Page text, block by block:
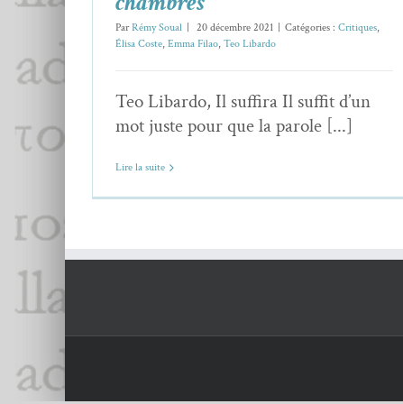
ParRémy Soual 20 décembre 2021 Catégories : Critiques,
Élisa Coste, Emma Filao, Teo Libardo
Teo Libardo, Il suffira Il suffit d’un
mot juste pour que la parole [...]
Lire la suite